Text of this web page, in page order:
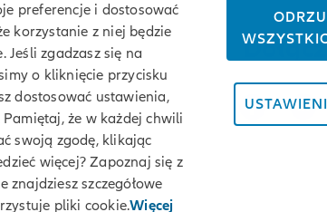
preferencje i dostosować
korzystanie z niej będzie
Jeśli zgadzasz się na
o kliknięcie przycisku
dostosować ustawienia,
że w każdej chwili
swoją zgodę, klikając
więcej? Zapoznaj się z
szczegółowe
pliki cookie.Więcej